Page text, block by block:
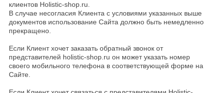
клиентов Holistic-shop.ru.
В случае несогласия Клиента с условиями указанных выше
документов использование Сайта должно быть немедленно
прекращено.
Если Клиент хочет заказать обратный звонок от
представителей holistic-shop.ru он может указать номер
своего мобильного телефона в соответствующей форме на
Сайте.